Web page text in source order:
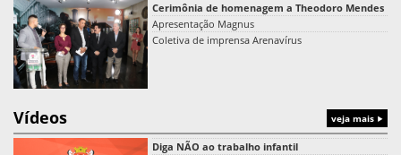
Cerimônia de homenagem a Theodoro Mendes
Apresentação Magnus
Coletiva de imprensa Arenavírus
Vídeos veja mais
Diga NÃO ao trabalho infantil